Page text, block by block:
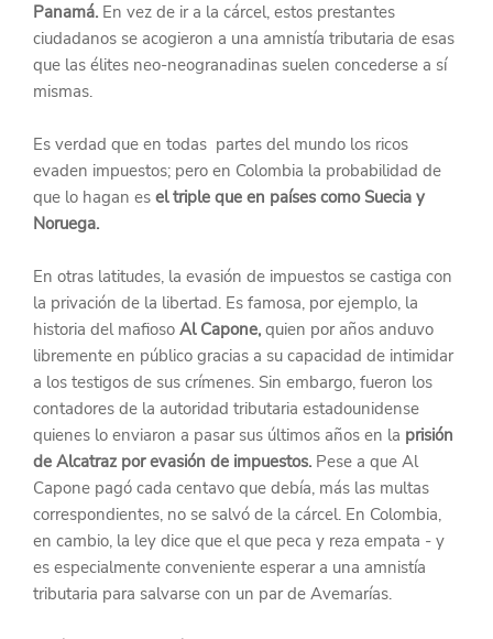
Panamá. En vez de ir a la cárcel, estos prestantes
ciudadanos se acogieron a una amnistía tributaria de esas
que las élites neo-neogranadinas suelen concederse a sí
mismas.
Es verdad que en todas  partes del mundo los ricos
evaden impuestos; pero en Colombia la probabilidad de
que lo hagan es el triple que en países como Suecia y
Noruega.
En otras latitudes, la evasión de impuestos se castiga con
la privación de la libertad. Es famosa, por ejemplo, la
historia del mafioso Al Capone, quien por años anduvo
libremente en público gracias a su capacidad de intimidar
a los testigos de sus crímenes. Sin embargo, fueron los
contadores de la autoridad tributaria estadounidense
quienes lo enviaron a pasar sus últimos años en la prisión
de Alcatraz por evasión de impuestos. Pese a que Al
Capone pagó cada centavo que debía, más las multas
correspondientes, no se salvó de la cárcel. En Colombia,
en cambio, la ley dice que el que peca y reza empata - y
es especialmente conveniente esperar a una amnistía
tributaria para salvarse con un par de Avemarías.